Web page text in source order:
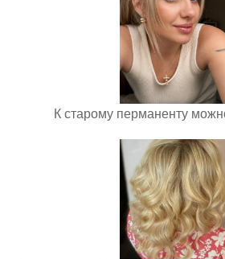
К старому перманенту